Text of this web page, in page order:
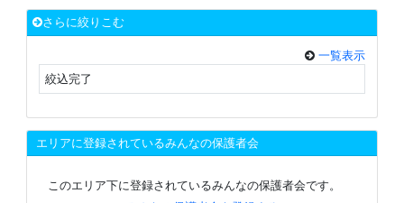
さらに絞りこむ
一覧表示
絞込完了
エリアに登録されているみんなの保護者会
このエリア下に登録されているみんなの保護者会です。